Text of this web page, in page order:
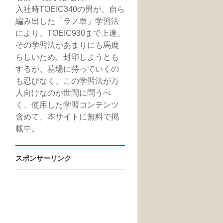
入社時TOEIC340の男が、自ら
編み出した「ラノ単」学習法
により、TOEIC930まで上達。
その学習法があまりにも馬鹿
らしいため、封印しようとも
するが、墓場に持っていくの
も忍びなく、この学習法が万
人向けなのか世間に問うべ
く、使用した学習コンテンツ
含めて、本サイトに無料で掲
載中。
スポンサーリンク